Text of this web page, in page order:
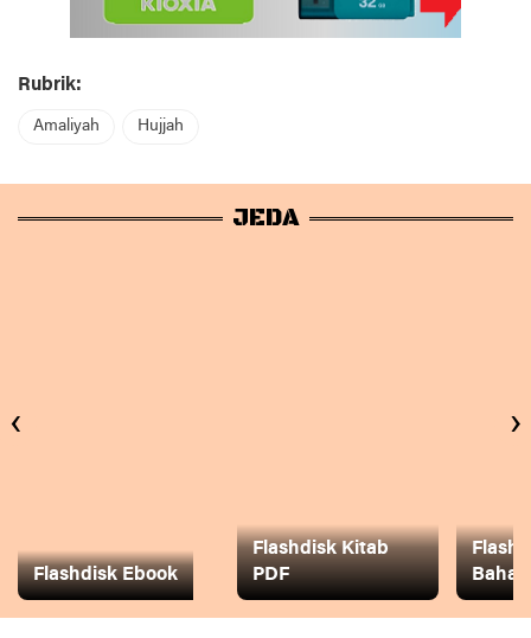
Rubrik:
Amaliyah Hujjah
JEDA
Flashdisk Ebook
Flashdisk Kitab
PDF
Baha
‹ ›